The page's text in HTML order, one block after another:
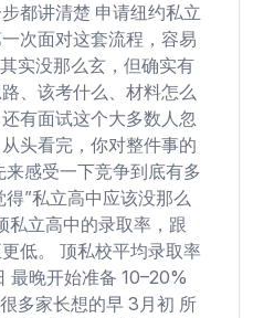
都讲清楚 申请纽约私立
次面对这套流程，容易
实没那么玄，但确实有
、该考什么、材料怎么
有面试这个大多数人忽
头看完，你对整件事的
感受一下竞争到底有多
”私立高中应该没那么
私立高中的录取率，跟
低。 顶私校平均录取率
最晚开始准备 10–20%
多家长想的早 3月初 所